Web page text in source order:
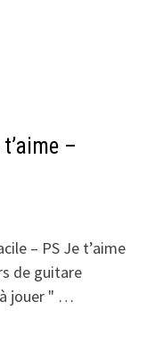
–
– PS Je t’aime
de guitare
jouer " …